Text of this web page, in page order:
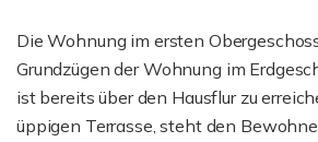
Die Wohnung im ersten
Grundzügen der Wohnung im
ist bereits über den Hausflur zu
üppigen Terrasse, steht den